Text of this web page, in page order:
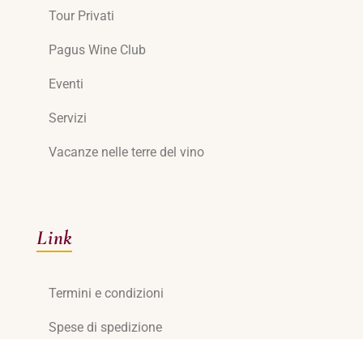
Tour Privati
Pagus Wine Club
Eventi
Servizi
Vacanze nelle terre del vino
Link
Termini e condizioni
Spese di spedizione